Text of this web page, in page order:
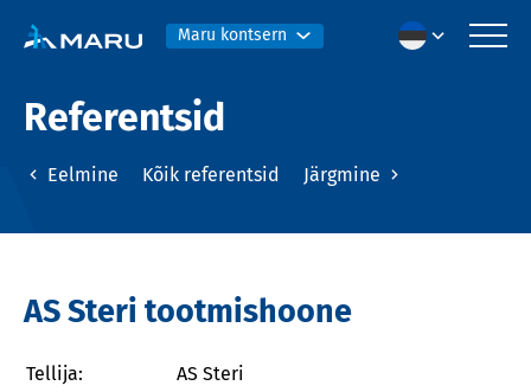
Maru kontsern
Referentsid
Eelmine Kõik referentsid Järgmine
AS Steri tootmishoone
Tellija:
AS Steri